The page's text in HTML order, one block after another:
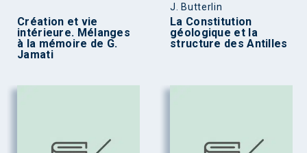
Création et vie
intérieure. Mélanges
à la mémoire de G.
Jamati
J. Butterlin
La Constitution
géologique et la
structure des Antilles